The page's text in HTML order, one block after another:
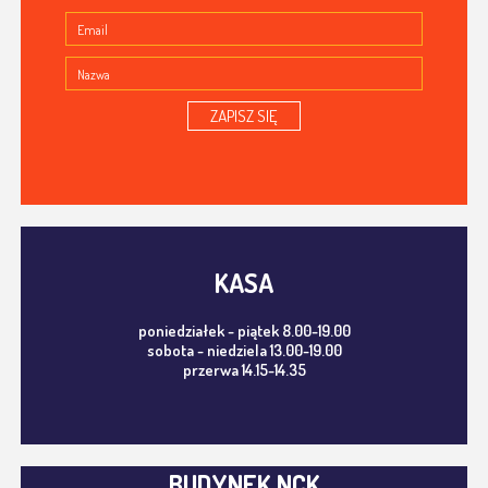
ZAPISZ SIĘ
KASA
poniedziałek - piątek 8.00-19.00
sobota - niedziela 13.00-19.00
przerwa 14.15-14.35